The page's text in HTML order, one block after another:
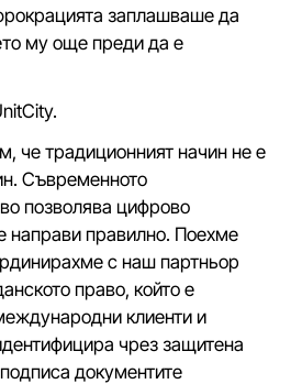
заплашваше да
му още преди да е
че традиционният начин не е
Съвременното
позволява цифрово
направи правилно. Поехме
с наш партньор
право, който е
клиенти и
чрез защитена
документите